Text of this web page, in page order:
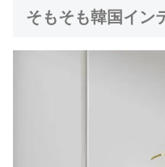
そもそも韓国イン